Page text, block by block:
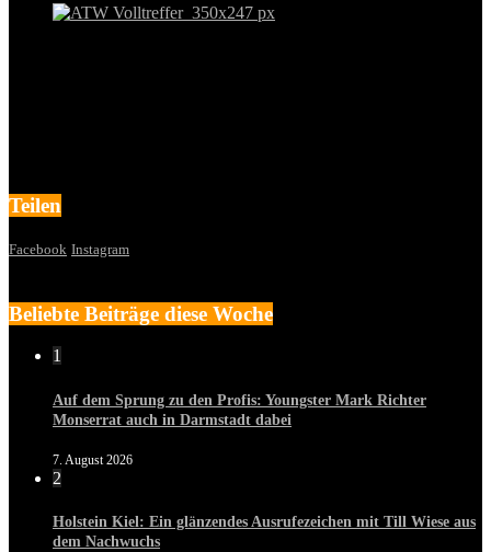
Teilen
Facebook Instagram
Beliebte Beiträge diese Woche
1
Auf dem Sprung zu den Profis: Youngster Mark Richter
Monserrat auch in Darmstadt dabei
7. August 2026
2
Holstein Kiel: Ein glänzendes Ausrufezeichen mit Till Wiese aus
dem Nachwuchs